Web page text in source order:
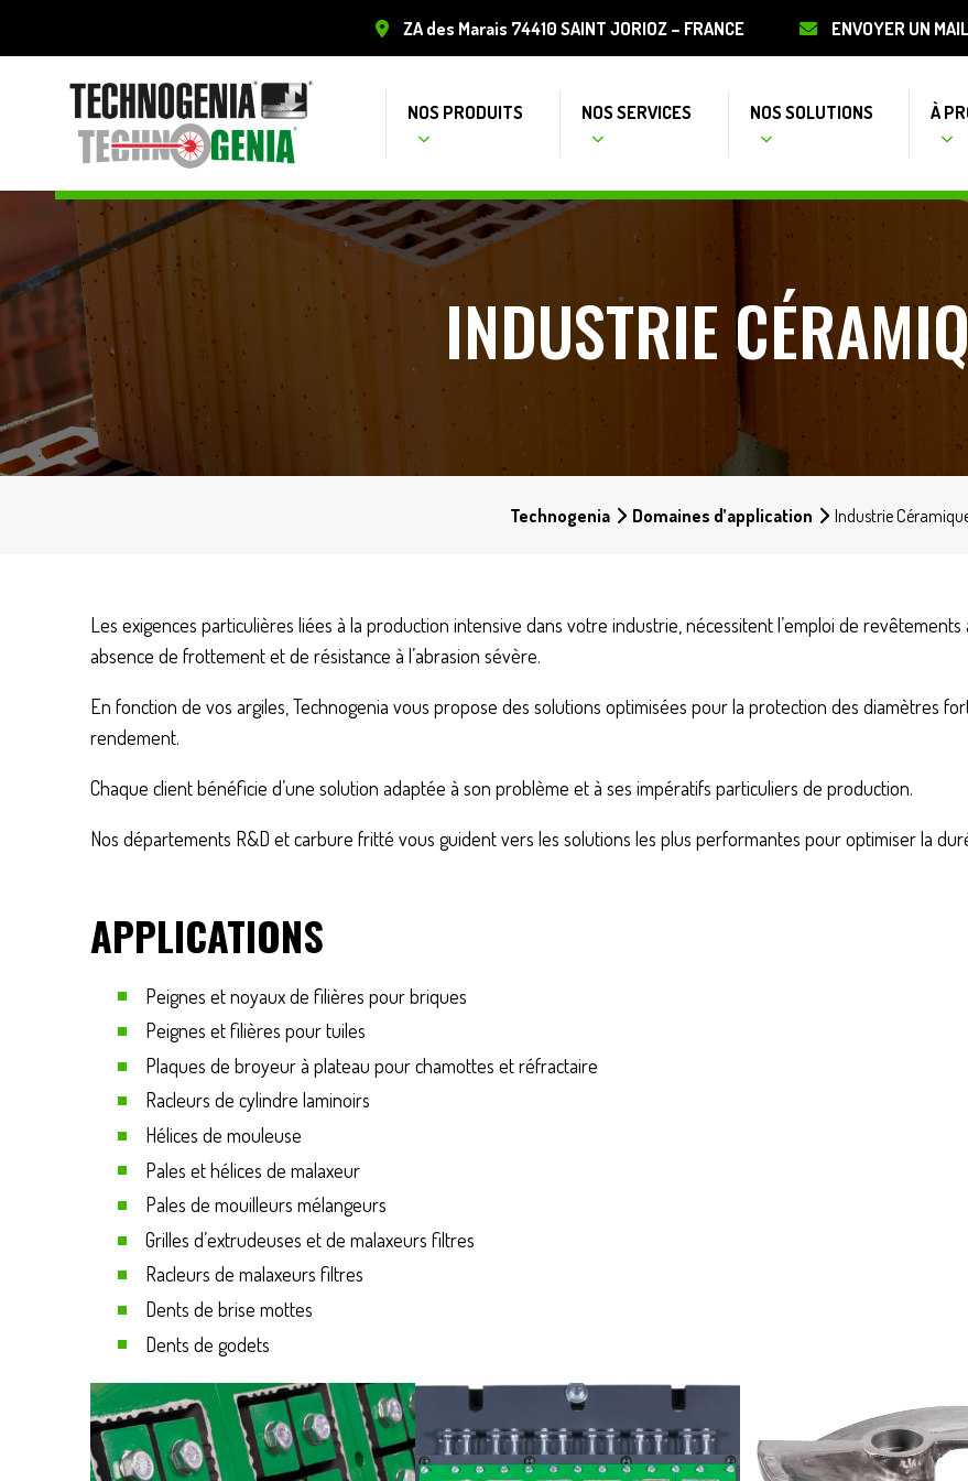
ZA des Marais 74410 SAINT JORIOZ – FRANCE ENVOYER UN MAIL
NOS PRODUITS NOS SERVICES NOS SOLUTIONS À
INDUSTRIE
Technogenia Domaines d’application Industrie
Les exigences particulières liées à la production intensive dans votre industrie, nécessitent l’emploi de
absence de frottement et de résistance à l’abrasion sévère.
En fonction de vos argiles, Technogenia vous propose des solutions optimisées pour la protection des diamètres
rendement.
Chaque client bénéficie d’une solution adaptée à son problème et à ses impératifs particuliers de production.
Nos départements R&D et carbure fritté vous guident vers les solutions les plus performantes pour optimiser la
APPLICATIONS
Peignes et noyaux de filières pour briques
Peignes et filières pour tuiles
Plaques de broyeur à plateau pour chamottes et réfractaire
Racleurs de cylindre laminoirs
Hélices de mouleuse
Pales et hélices de malaxeur
Pales de mouilleurs mélangeurs
Grilles d’extrudeuses et de malaxeurs filtres
Racleurs de malaxeurs filtres
Dents de brise mottes
Dents de godets